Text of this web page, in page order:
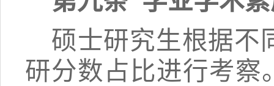
硕士研究生根据不
研分数占比进行考察